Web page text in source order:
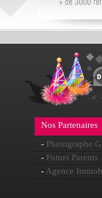
Nos Partenaires
- Photographe
- Futurs Parents
- Agence